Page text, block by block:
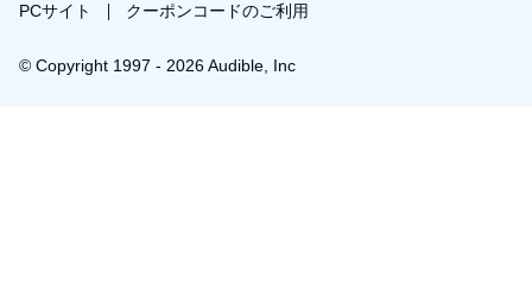
PCサイト クーポンコードのご利用
© Copyright 1997 - 2026 Audible, Inc